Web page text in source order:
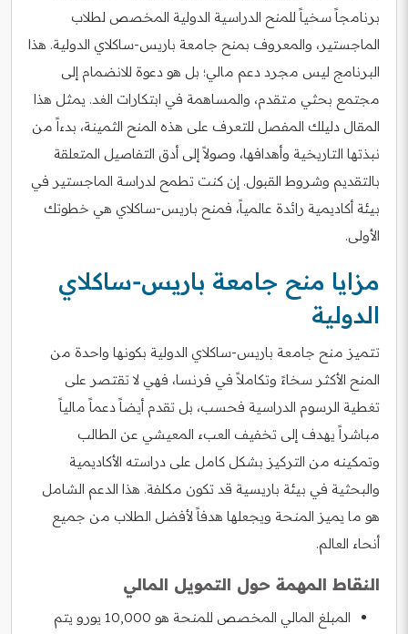
برنامجاً سخياً للمنح الدراسية الدولية المخصص لطلاب
الماجستير، والمعروف بمنح جامعة باريس-ساكلاي الدولية. هذا
البرنامج ليس مجرد دعم مالي؛ بل هو دعوة للانضمام إلى
مجتمع بحثي متقدم، والمساهمة في ابتكارات الغد. يمثل هذا
المقال دليلك المفصل للتعرف على هذه المنح الثمينة، بدءاً من
نبذتها التاريخية وأهدافها، وصولاً إلى أدق التفاصيل المتعلقة
بالتقديم وشروط القبول. إن كنت تطمح لدراسة الماجستير في
بيئة أكاديمية رائدة عالمياً، فمنح باريس-ساكلاي هي خطوتك
الأولى.
مزايا منح جامعة باريس‑ساكلاي
الدولية
تتميز منح جامعة باريس-ساكلاي الدولية بكونها واحدة من
المنح الأكثر سخاءً وتكاملاً في فرنسا، فهي لا تقتصر على
تغطية الرسوم الدراسية فحسب، بل تقدم أيضاً دعماً مالياً
مباشراً يهدف إلى تخفيف العبء المعيشي عن الطالب
وتمكينه من التركيز بشكل كامل على دراسته الأكاديمية
والبحثية في بيئة باريسية قد تكون مكلفة. هذا الدعم الشامل
هو ما يميز المنحة ويجعلها هدفاً لأفضل الطلاب من جميع
أنحاء العالم.
النقاط المهمة حول التمويل المالي
المبلغ المالي المخصص للمنحة هو 10,000 يورو يتم